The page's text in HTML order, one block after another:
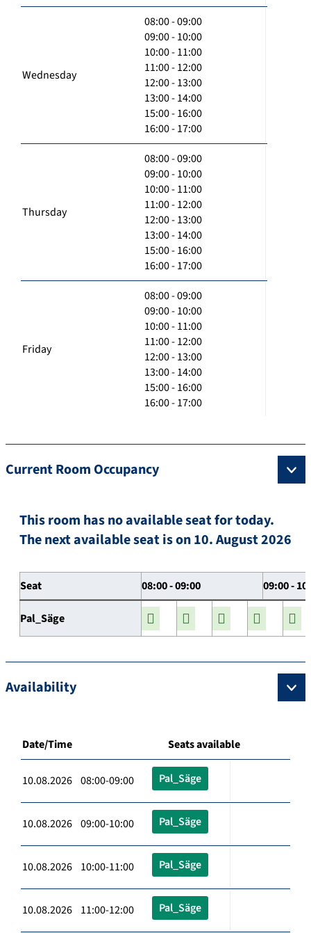
Wednesday
08:00 - 09:00
09:00 - 10:00
10:00 - 11:00
11:00 - 12:00
12:00 - 13:00
13:00 - 14:00
15:00 - 16:00
16:00 - 17:00
Thursday
08:00 - 09:00
09:00 - 10:00
10:00 - 11:00
11:00 - 12:00
12:00 - 13:00
13:00 - 14:00
15:00 - 16:00
16:00 - 17:00
Friday
08:00 - 09:00
09:00 - 10:00
10:00 - 11:00
11:00 - 12:00
12:00 - 13:00
13:00 - 14:00
15:00 - 16:00
16:00 - 17:00
Current Room Occupancy
This room has no available seat for today.
The next available seat is on 10. August 2026
Seat 08:00 - 09:00 09:00 -
Pal_Säge
Availability
Date/Time Seats available
10.08.2026 08:00-09:00 Pal_Säge
10.08.2026 09:00-10:00 Pal_Säge
10.08.2026 10:00-11:00 Pal_Säge
10.08.2026 11:00-12:00 Pal_Säge